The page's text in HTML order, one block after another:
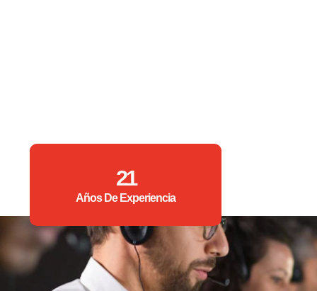
21
Años De Experiencia